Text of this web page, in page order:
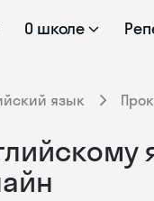
О школе
язык